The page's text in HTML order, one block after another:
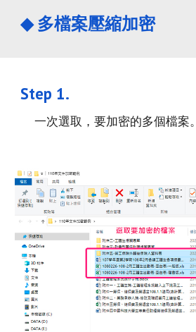
◆ 多檔案壓縮加密
Step 1.
一次選取，要加密的多個檔案。